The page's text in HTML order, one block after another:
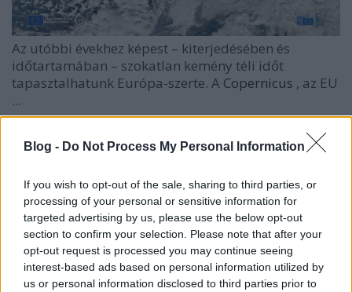
Blog - Do Not Process My Personal Information
If you wish to opt-out of the sale, sharing to third parties, or
processing of your personal or sensitive information for
targeted advertising by us, please use the below opt-out
section to confirm your selection. Please note that after your
opt-out request is processed you may continue seeing
interest-based ads based on personal information utilized by
us or personal information disclosed to third parties prior to
Az utóbbi évekhez képest – kiterjedésében és
időtartamában – szokatlan kemény téli időt
tapasztalhatunk Európa-szerte. A Copernicus , az EU
...